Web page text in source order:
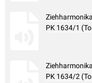
PK 1634/1
PK 1634/2